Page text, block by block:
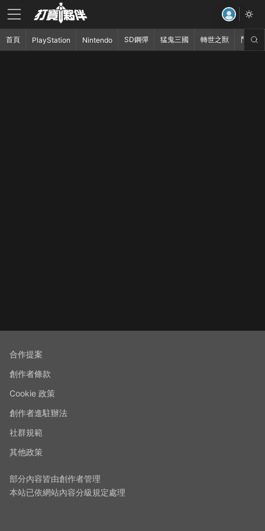
合作提案
創作者條款
Cookie 政策
創作者進駐辦法
社群規範
其他政策
部分內容皆由創作者管理
本站已依網站內容分級規定處理
首頁 PlayStation Nintendo SD鋼彈 猛鬼三國 轉世之獸 鬥破蒼